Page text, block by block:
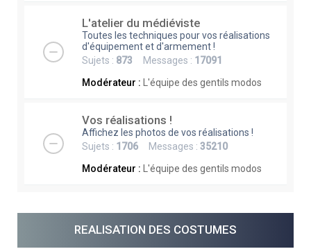
L'atelier du médiéviste
Toutes les techniques pour vos réalisations
d'équipement et d'armement !
Sujets : 873 Messages : 17091
Modérateur :
L'équipe des gentils modos
Vos réalisations !
Affichez les photos de vos réalisations !
Sujets : 1706 Messages : 35210
Modérateur :
L'équipe des gentils modos
REALISATION DES COSTUMES